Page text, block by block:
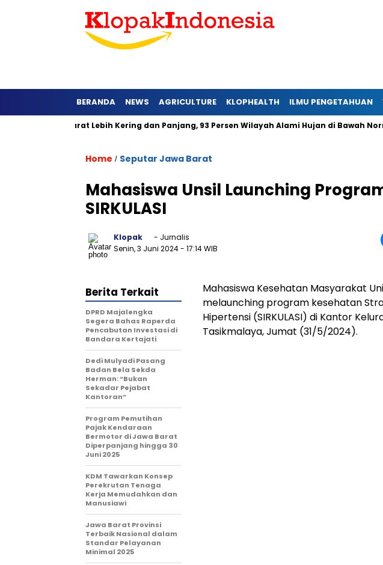
BERANDA NEWS AGRICULTURE KLOPHEALTH ILMU PENGETAHUAN
di Jawa Barat Lebih Kering dan Panjang, 93 Persen Wilayah Alami Hujan di Bawah Normal
Home / Seputar Jawa Barat
Mahasiswa Unsil Launching
SIRKULASI
Klopak
- Jurnalis
Senin, 3 Juni 2024- 17:14 WIB
Mahasiswa Kesehatan Masyarakat
melaunching program kesehatan
Hipertensi (SIRKULASI) di Kantor
Tasikmalaya, Jumat (31/5/2024).
Berita Terkait
DPRD Majalengka
Segera Bahas Raperda
Pencabutan Investasi di
Bandara Kertajati
Dedi Mulyadi Pasang
Badan Bela Sekda
Herman: “Bukan
Sekadar Pejabat
Kantoran”
Program Pemutihan
Pajak Kendaraan
Bermotor di Jawa Barat
Diperpanjang hingga 30
Juni 2025
KDM Tawarkan Konsep
Perekrutan Tenaga
Kerja Memudahkan dan
Manusiawi
Jawa Barat Provinsi
Terbaik Nasional dalam
Standar Pelayanan
Minimal 2025